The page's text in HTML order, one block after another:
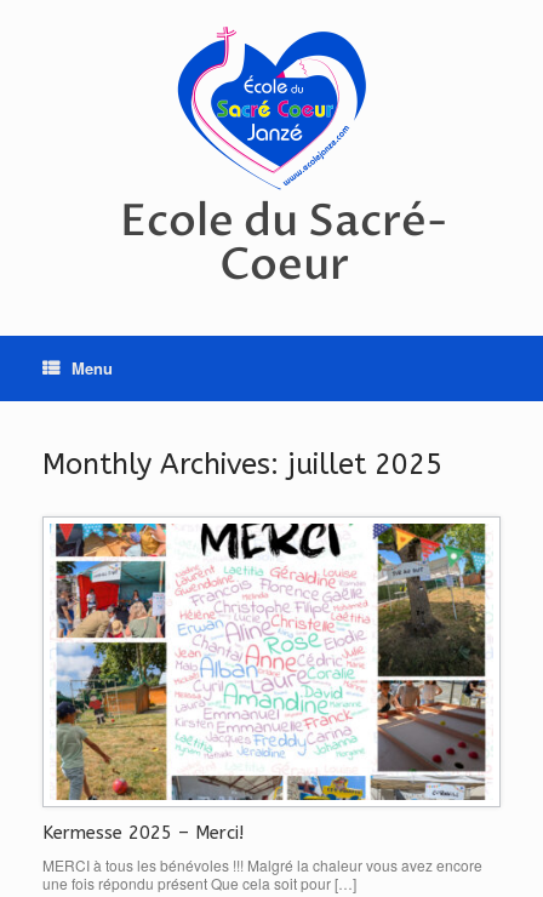
Ecole du Sacré-
Coeur
Menu
Monthly Archives: juillet 2025
Kermesse 2025 – Merci!
MERCI à tous les bénévoles !!! Malgré la chaleur vous avez encore
une fois répondu présent Que cela soit pour […]